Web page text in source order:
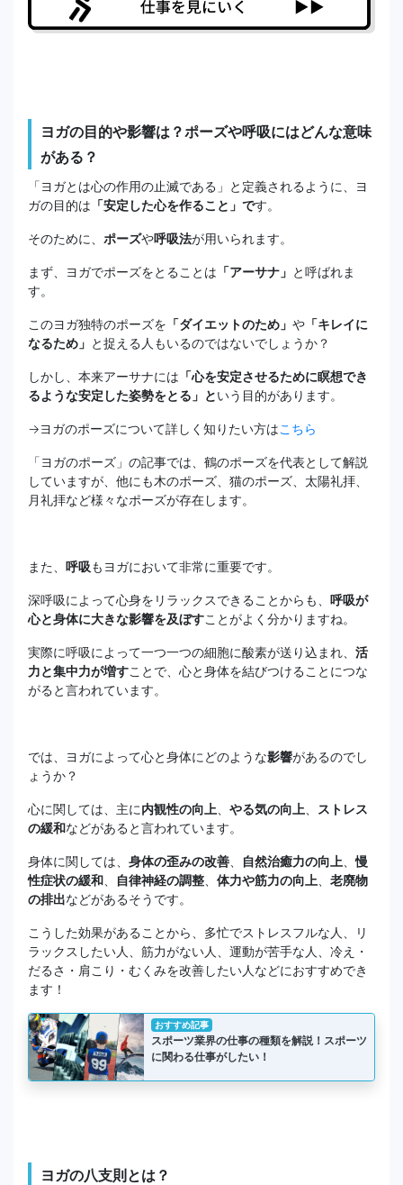
ヨガの目的や影響は？ポーズや呼吸にはどんな意味
がある？
「ヨガとは心の作用の止滅である」と定義されるように、ヨ
ガの目的は 「安定した心を作ること」です。
そのために、 ポーズや呼吸法が用いられます。
まず、ヨガでポーズをとることは 「アーサナ」 と呼ばれま
す。
このヨガ独特のポーズを 「ダイエットのため」 や 「キレイに
なるため」 と捉える人もいるのではないでしょうか？
しかし、本来アーサナには 「心を安定させるために瞑想でき
るような安定した姿勢をとる」という目的があります。
→ヨガのポーズについて詳しく知りたい方はこちら
「ヨガのポーズ」の記事では、鶴のポーズを代表として解説
していますが、他にも木のポーズ、猫のポーズ、太陽礼拝、
月礼拝など様々なポーズが存在します。
また、 呼吸もヨガにおいて非常に重要です。
深呼吸によって心身をリラックスできることからも、 呼吸が
心と身体に大きな影響を及ぼすことがよく分かりますね。
実際に呼吸によって一つ一つの細胞に酸素が送り込まれ、 活
力と集中力が増すことで、心と身体を結びつけることにつな
がると言われています。
では、ヨガによって心と身体にどのような影響があるのでし
ょうか？
心に関しては、主に内観性の向上、 やる気の向上、 ストレス
の緩和などがあると言われています。
身体に関しては、 身体の歪みの改善、 自然治癒力の向上、慢
性症状の緩和、 自律神経の調整、 体力や筋力の向上、 老廃物
の排出などがあるそうです。
こうした効果があることから、多忙でストレスフルな人、リ
ラックスしたい人、筋力がない人、運動が苦手な人、冷え・
だるさ・肩こり・むくみを改善したい人などにおすすめでき
ます！
おすすめ記事
スポーツ業界の仕事の種類を解説！スポーツ
に関わる仕事がしたい！
ヨガの八支則とは？